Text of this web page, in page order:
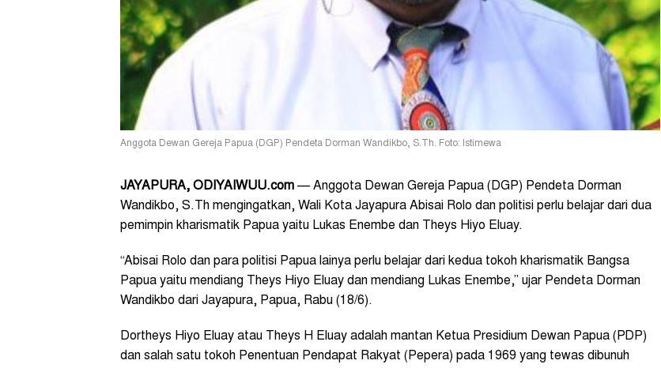
Anggota Dewan Gereja Papua (DGP) Pendeta Dorman Wandikbo, S.Th. Foto: Istimewa
JAYAPURA, ODIYAIWUU.com — Anggota Dewan Gereja Papua (DGP) Pendeta Dorman
Wandikbo, S.Th mengingatkan, Wali Kota Jayapura Abisai Rolo dan politisi perlu belajar dari dua
pemimpin kharismatik Papua yaitu Lukas Enembe dan Theys Hiyo Eluay.
“Abisai Rolo dan para politisi Papua lainya perlu belajar dari kedua tokoh kharismatik Bangsa
Papua yaitu mendiang Theys Hiyo Eluay dan mendiang Lukas Enembe,” ujar Pendeta Dorman
Wandikbo dari Jayapura, Papua, Rabu (18/6).
Dortheys Hiyo Eluay atau Theys H Eluay adalah mantan Ketua Presidium Dewan Papua (PDP)
dan salah satu tokoh Penentuan Pendapat Rakyat (Pepera) pada 1969 yang tewas dibunuh